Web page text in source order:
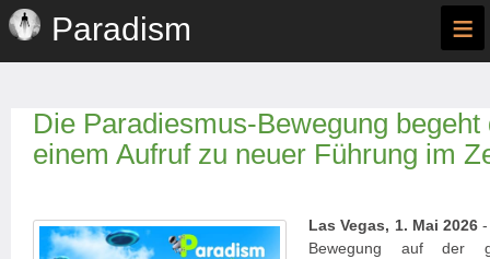
Paradism ≡
Die Paradiesmus-Bewegung
einem Aufruf zu neuer Führung im
Las Vegas, 1. Mai 2026
Bewegung auf der